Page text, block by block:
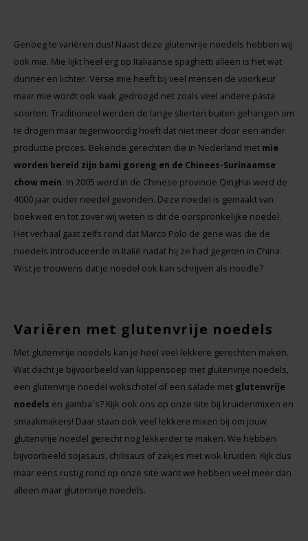
Genoeg te variëren dus! Naast deze glutenvrije noedels hebben wij
ook mie. Mie lijkt heel erg op Italiaanse spaghetti alleen is het wat
dunner en lichter. Verse mie heeft bij veel mensen de voorkeur
maar mie wordt ook vaak gedroogd net zoals veel andere pasta
soorten. Traditioneel werden de lange slierten buiten gehangen om
te drogen maar tegenwoordig hoeft dat niet meer door een ander
productie proces. Bekende gerechten die in Nederland met mie
worden bereid zijn bami goreng en de Chinees-Surinaamse
chow mein. In 2005 werd in de Chinese provincie Qinghai werd de
4000 jaar ouder noedel gevonden. Deze noedel is gemaakt van
boekweit en tot zover wij weten is dit de oorspronkelijke noedel.
Het verhaal gaat zelfs rond dat Marco Polo de gene was die de
noedels introduceerde in Italië nadat hij ze had gegeten in China.
Wist je trouwens dat je noedel ook kan schrijven als noodle?
Variëren met glutenvrije noedels
Met glutenvrije noedels kan je heel veel lekkere gerechten maken.
Wat dacht je bijvoorbeeld van kippensoep met glutenvrije noedels,
een glutenvrije noedel wokschotel of een salade met glutenvrije
noedels en gamba´s? Kijk ook ons op onze site bij kruidenmixen en
smaakmakers! Daar staan ook veel lekkere mixen bij om jouw
glutenvrije noedel gerecht nog lekkerder te maken. We hebben
bijvoorbeeld sojasaus, chilisaus of zakjes met wok kruiden. Kijk dus
maar eens rustig rond op onze site want we hebben veel meer dan
alleen maar glutenvrije noedels.